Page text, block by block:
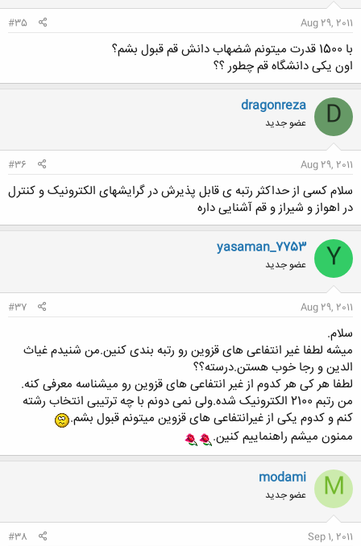
Aug 29, 2011
#35
با 1500 قدرت میتونم شضهاب دانش قم قبول بشم؟
اون یکی دانشگاه قم چطور ؟؟
D
dragonreza
عضو جدید
Aug 29, 2011
#36
سلام کسی از حداکثر رتبه ی قابل پذیرش در گرایشهای الکترونیک و کنترل
در اهواز و شیراز و قم آشنایی داره
Y
yasaman_7753
عضو جدید
Aug 29, 2011
#37
سلام.
میشه لطفا غیر انتفاعی های قزوین رو رتبه بندی کنین.من شنیدم غیاث
الدین و رجا خوب هستن.درسته؟؟
لطفا هر کی هر کدوم از غیر انتفاعی های قزوین رو میشناسه معرفی کنه.
من رتبم 2100 الکترونیک شده.ولی نمی دونم با چه ترتیبی انتخاب رشته
کنم و کدوم یکی از غیرانتفاعی های قزوین میتونم قبول بشم.
ممنون میشم راهنماییم کنین.
M
modami
عضو جدید
Sep 1, 2011
#38